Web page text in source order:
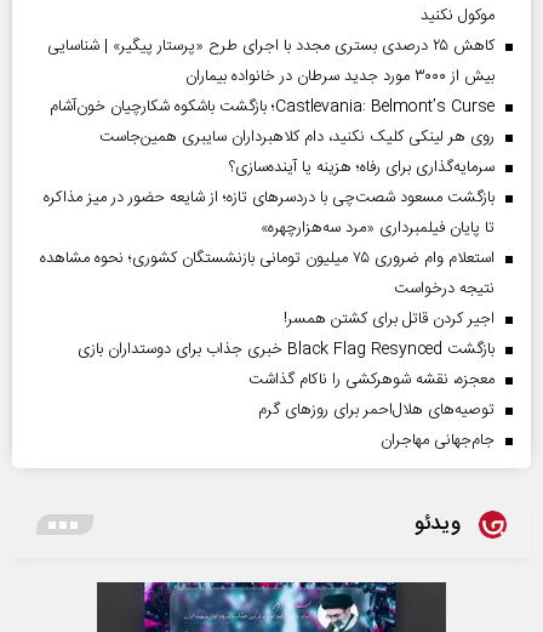
موکول نکنید
کاهش ۲۵ درصدی بستری مجدد با اجرای طرح «پرستار پیگیر» | شناسایی
بیش از ۳۰۰۰ مورد جدید سرطان در خانواده بیماران
Castlevania: Belmont’s Curse؛ بازگشت باشکوه شکارچیان خون‌آشام
روی هر لینکی کلیک نکنید، دام کلاهبرداران سایبری همین‌جاست
سرمایه‌گذاری برای رفاه؛ هزینه یا آینده‌سازی؟
بازگشت مسعود شصت‌چی با دردسر‌های تازه؛ از شایعه حضور در میز مذاکره
تا پایان فیلمبرداری «مرد سه‌هزارچهره»
استعلام وام ضروری ۷۵ میلیون تومانی بازنشستگان کشوری؛ نحوه مشاهده
نتیجه درخواست
اجیر کردن قاتل برای کشتن همسر!
بازگشت Black Flag Resynced خبری جذاب برای دوستداران بازی
معجزه، نقشه شوهرکشی را ناکام گذاشت
توصیه‌های هلال‌احمر برای روز‌های گرم
جام‌جهانی مهاجران
ویدئو